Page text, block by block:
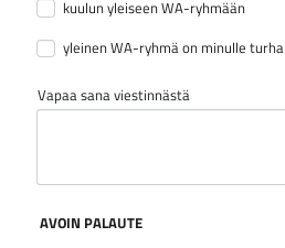
kuulun yleiseen WA-ryhmään
yleinen WA-ryhmä on minulle turha
Vapaa sana viestinnästä
AVOIN PALAUTE